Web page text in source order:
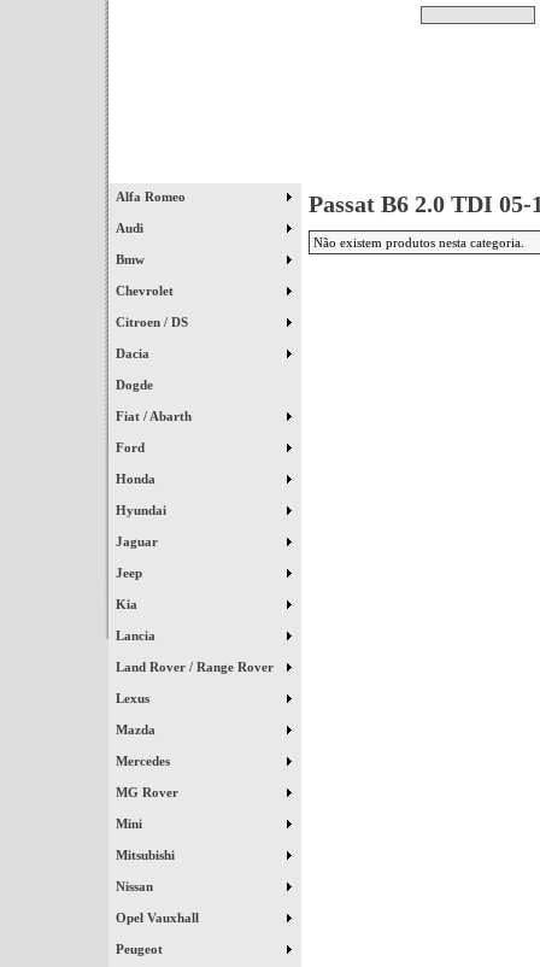
Alfa Romeo
Audi
Bmw
Chevrolet
Citroen / DS
Dacia
Dogde
Fiat / Abarth
Ford
Honda
Hyundai
Jaguar
Jeep
Kia
Lancia
Land Rover / Range Rover
Lexus
Mazda
Mercedes
MG Rover
Mini
Mitsubishi
Nissan
Opel Vauxhall
Peugeot
Passat B6 2.0 TDI 05-
Não existem produtos nesta categoria.